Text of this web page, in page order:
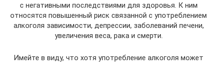
с негативными последствиями для здоровья. К ним
относятся повышенный риск связанной с употреблением
алкоголя зависимости, депрессии, заболеваний печени,
увеличения веса, рака и смерти.
Имейте в виду, что хотя употребление алкоголя может